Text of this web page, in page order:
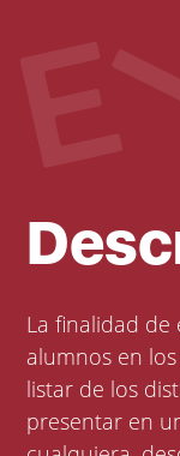
La finalidad
alumnos en
listar de los
presentar en